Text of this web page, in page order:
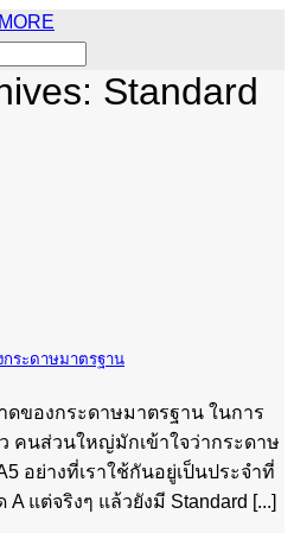
Standard
กระดาษมาตรฐาน
ดของกระดาษมาตรฐาน ในการ
คนส่วนใหญ่มักเข้าใจว่ากระดาษ
อย่างที่เราใช้กันอยู่เป็นประจำที่
แต่จริงๆ แล้วยังมี Standard [...]